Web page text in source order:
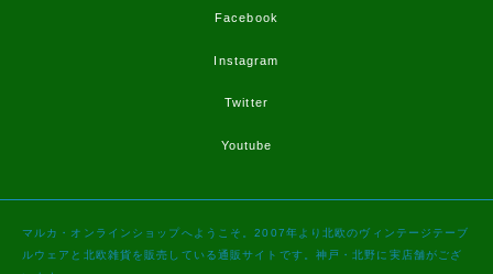
Facebook
Instagram
Twitter
Youtube
マルカ・オンラインショップへようこそ。2007年より北欧のヴィンテージテーブ
ルウェアと北欧雑貨を販売している通販サイトです。神戸・北野に実店舗がござ